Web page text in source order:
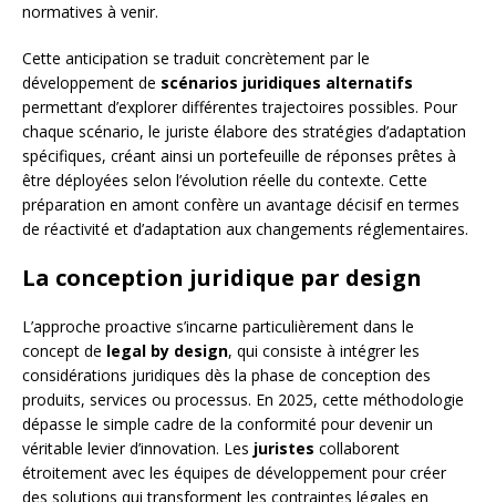
normatives à venir.
Cette anticipation se traduit concrètement par le
développement de scénarios juridiques alternatifs
permettant d’explorer différentes trajectoires possibles. Pour
chaque scénario, le juriste élabore des stratégies d’adaptation
spécifiques, créant ainsi un portefeuille de réponses prêtes à
être déployées selon l’évolution réelle du contexte. Cette
préparation en amont confère un avantage décisif en termes
de réactivité et d’adaptation aux changements réglementaires.
La conception juridique par design
L’approche proactive s’incarne particulièrement dans le
concept de legal by design, qui consiste à intégrer les
considérations juridiques dès la phase de conception des
produits, services ou processus. En 2025, cette méthodologie
dépasse le simple cadre de la conformité pour devenir un
véritable levier d’innovation. Les juristes collaborent
étroitement avec les équipes de développement pour créer
des solutions qui transforment les contraintes légales en